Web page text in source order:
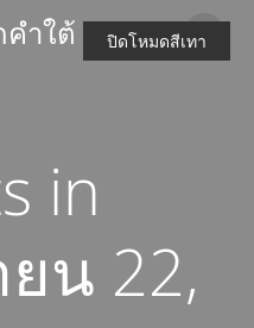
คำใต้
in
น 22,
ปิดโหมดสีเทา